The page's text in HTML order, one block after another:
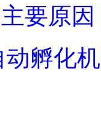
要原因
动孵化机